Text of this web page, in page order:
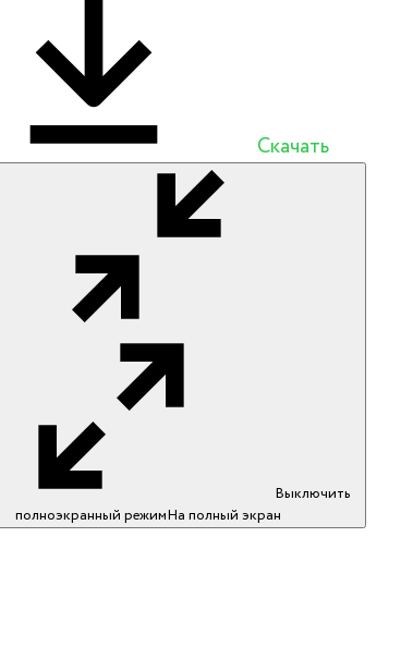
Скачать
Выключить
полноэкранный режимНа полный экран